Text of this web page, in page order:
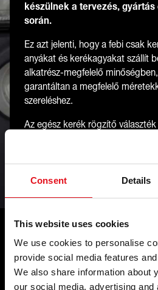
Consent Details
This website uses cookies
We use cookies to personalise
provide social media features
We also share information about
our social media, advertising
készülnek a tervezés,
során.
Ez azt jelenti, hogy a febi csak
anyákat és kerékagyakat szállít
alkatrész-megfelelő
garantáltan a megfelelő
szereléshez.
Az egész kerék rögzítő
elvárásoknak felel meg a
terén. Legyen szó alumínium
mindig a megfelelő kerék
Az Ön Előnyei